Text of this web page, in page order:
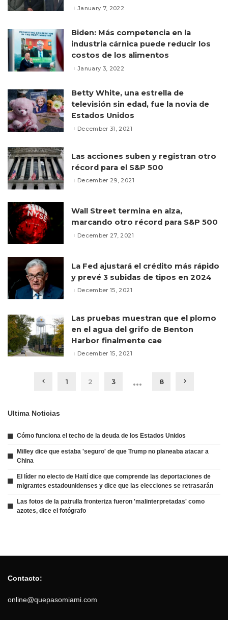
January 7, 2022
Biden: Más competencia en la
industria cárnica puede reducir los
costos de los alimentos
January 3, 2022
Betty White, una estrella de
televisión sin edad, fue la novia de
Estados Unidos
December 31, 2021
Las acciones suben y registran otro
récord para el S&P 500
December 29, 2021
Wall Street termina en alza,
marcando otro récord para S&P 500
December 27, 2021
La Fed ajustará el crédito más rápido
y prevé 3 subidas de tipos en 2024
December 15, 2021
Las pruebas muestran que el plomo
en el agua del grifo de Benton
Harbor finalmente cae
December 15, 2021
1 2 3 … 8
Ultima Noticias
Cómo funciona el techo de la deuda de los Estados Unidos
Milley dice que estaba 'seguro' de que Trump no planeaba atacar a
China
El líder no electo de Haití dice que comprende las deportaciones de
migrantes estadounidenses y dice que las elecciones se retrasarán
Las fotos de la patrulla fronteriza fueron 'malinterpretadas' como
azotes, dice el fotógrafo
Contacto:
online@quepasomiami.com